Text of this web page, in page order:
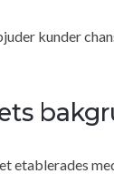
kunder
etablerades